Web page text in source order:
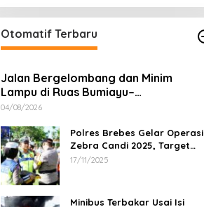
Otomatif Terbaru
Jalan Bergelombang dan Minim
Lampu di Ruas Bumiayu–
Bantarkawung Telan Korban, Innova
04/08/2026
Polres Brebes Gelar Operasi
Zebra Candi 2025, Target
Turunkan Kecelakaan dan
17/11/2025
Minibus Terbakar Usai Isi